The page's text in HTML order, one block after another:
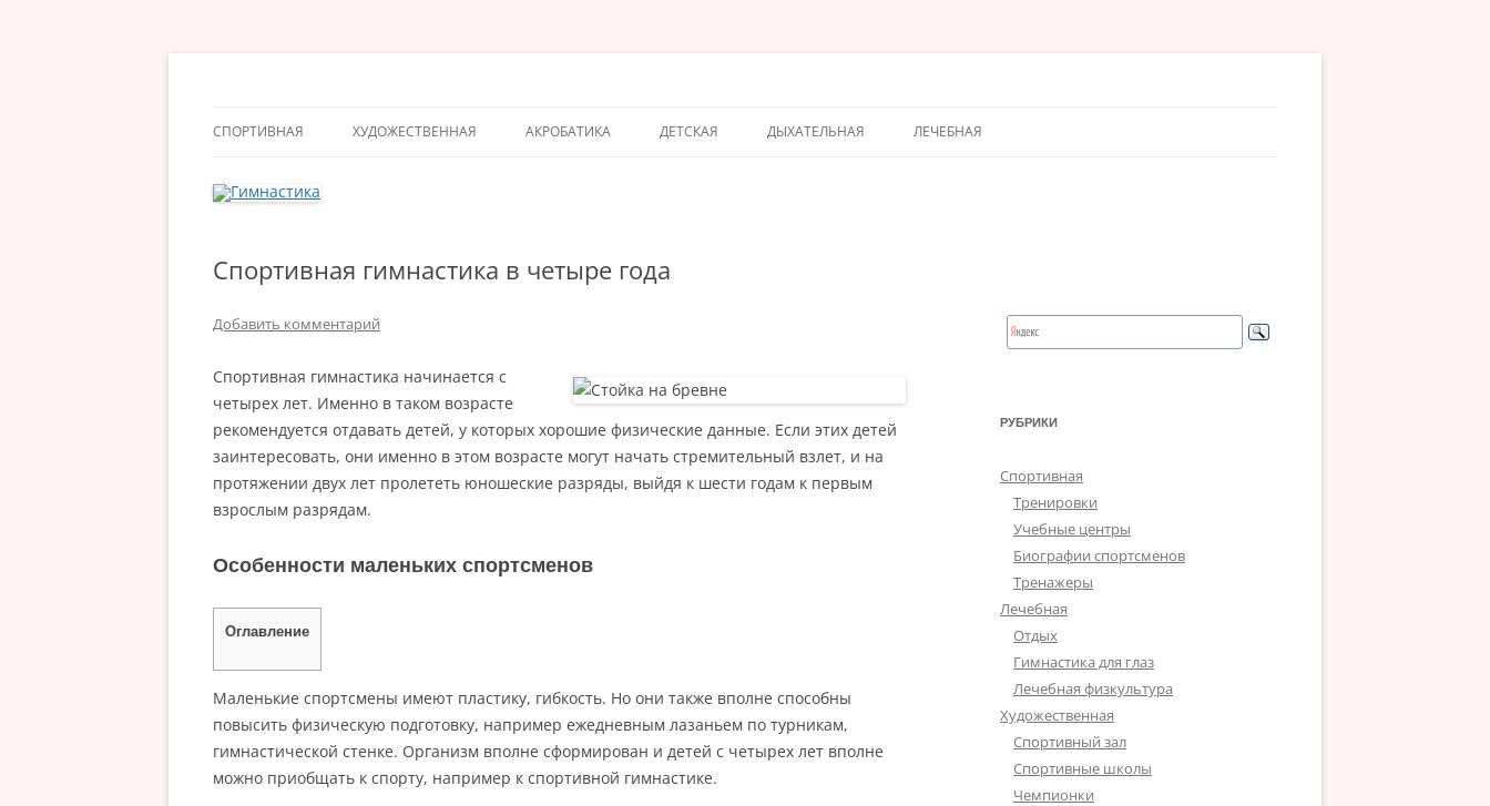
СПОРТИВНАЯ ХУДОЖЕСТВЕННАЯ АКРОБАТИКА ДЕТСКАЯ ДЫХАТЕЛЬНАЯ ЛЕЧЕБНАЯ
Спортивная гимнастика в четыре года
Добавить комментарий
Спортивная гимнастика начинается с
четырех лет. Именно в таком возрасте
рекомендуется отдавать детей, у которых хорошие физические данные. Если этих детей
заинтересовать, они именно в этом возрасте могут начать стремительный взлет, и на
протяжении двух лет пролететь юношеские разряды, выйдя к шести годам к первым
взрослым разрядам.
Особенности маленьких спортсменов
Оглавление
Маленькие спортсмены имеют пластику, гибкость. Но они также вполне способны
повысить физическую подготовку, например ежедневным лазаньем по турникам,
гимнастической стенке. Организм вполне сформирован и детей с четырех лет вполне
можно приобщать к спорту, например к спортивной гимнастике.
РУБРИКИ
Спортивная
Тренировки
Учебные центры
Биографии спортсменов
Тренажеры
Лечебная
Отдых
Гимнастика для глаз
Лечебная физкультура
Художественная
Спортивный зал
Спортивные школы
Чемпионки